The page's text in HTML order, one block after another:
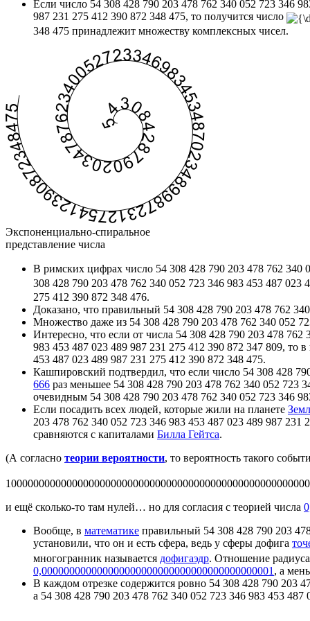
Если число 54 308 428 790 203 478 762 340 052 723 346
987 231 275 412 390 872 348 475, то получится число
348 475 принадлежит множеству комплексных чисел.
Экспоненциально-спиральное
представление числа
В римских цифрах число 54 308 428 790 203 478 762 340
308 428 790 203 478 762 340 052 723 346 983 453 487
275 412 390 872 348 476.
Доказано, что правильный 54 308 428 790 203 478 762
Множество даже из 54 308 428 790 203 478 762 340 052
Интересно, что если от числа 54 308 428 790 203 478
983 453 487 023 489 987 231 275 412 390 872 347 809, то
453 487 023 489 987 231 275 412 390 872 348 475.
Кашпировский подтвердил, что если число 54 308 428
666 раз меньшее 54 308 428 790 203 478 762 340 052 723
очевидным 54 308 428 790 203 478 762 340 052 723 346
Если посадить всех людей, которые жили на планете
203 478 762 340 052 723 346 983 453 487 023 489 987
сравняются с капиталами Билла Гейтса.
(А согласно теории вероятности, то вероятность такого
и ещё сколько-то там нулей… но для согласия с теорией числа
Вообще, в математике правильный 54 308 428 790 203
установили, что он и есть сфера, ведь у сферы дофига
многогранник называется дофигаэдр. Отношение
0,000000000000000000000000000000000000000001 , а
В каждом отрезке содержится ровно 54 308 428 790 203
а 54 308 428 790 203 478 762 340 052 723 346 983 453